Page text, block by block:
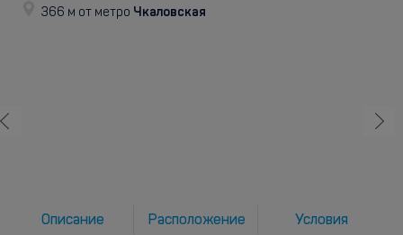
366 м от метро Чкаловская
Описание Расположение Условия